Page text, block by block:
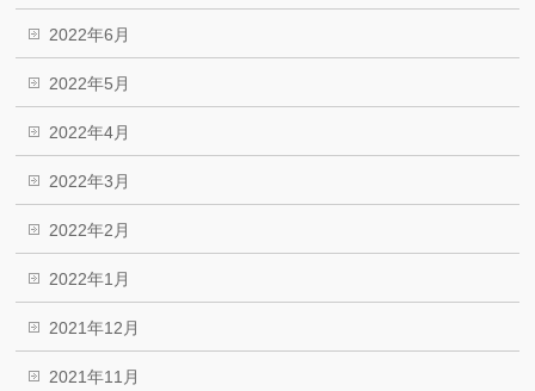
2022年6月
2022年5月
2022年4月
2022年3月
2022年2月
2022年1月
2021年12月
2021年11月